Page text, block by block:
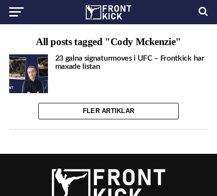
All posts tagged "Cody Mckenzie"
23 galna signaturmoves i UFC – Frontkick har
maxade listan
FLER ARTIKLAR